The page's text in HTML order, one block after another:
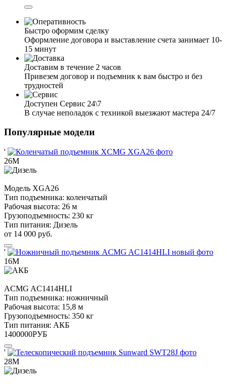
Быстро оформим сделку
Оформление договора и выставление счета занимает 10-
15 минут
Доставим в течение 2 часов
Привезем договор и подъемник к вам быстро и без
трудностей
Доступен Сервис 24\7
В случае неполадок с техникой выезжают мастера 24/7
Популярные модели
'
26М
Модель XGA26
Тип подъемника: коленчатый
Рабочая высота: 26 м
Грузоподъемность: 230 кг
Тип питания: Дизель
от 14 000 руб.
'
16М
ACMG AC1414HLI
Тип подъемника: ножничный
Рабочая высота: 15,8 м
Грузоподъемность: 350 кг
Тип питания: АКБ
1400000РУБ
'
28М